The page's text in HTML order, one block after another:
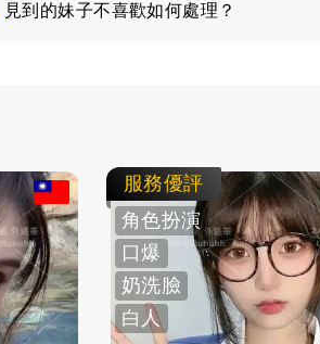
見到的妹子不喜歡如何處理？
服務優評
角色扮演
口爆
奶洗臉
白人